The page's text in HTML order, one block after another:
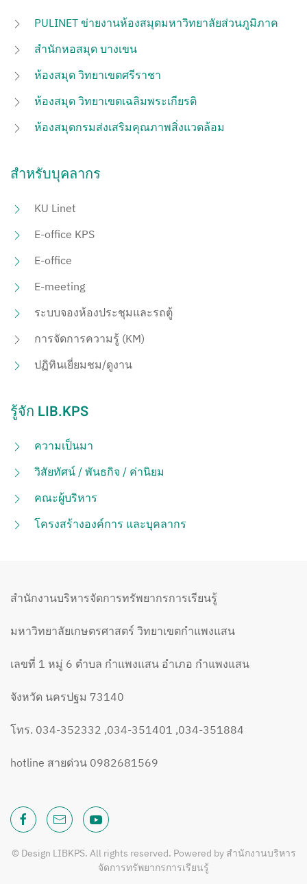
PULINET ข่ายงานห้องสมุดมหาวิทยาลัยส่วนภูมิภาค
สำนักหอสมุด บางเขน
ห้องสมุด วิทยาเขตศรีราชา
ห้องสมุด วิทยาเขตเฉลิมพระเกียรติ
ห้องสมุดกรมส่งเสริมคุณภาพสิ่งแวดล้อม
สำหรับบุคลากร
KU Linet
E-office KPS
E-office
E-meeting
ระบบจองห้องประชุมและรถตู้
การจัดการความรู้ (KM)
ปฏิทินเยี่ยมชม/ดูงาน
รู้จัก LIB.KPS
ความเป็นมา
วิสัยทัศน์ / พันธกิจ / ค่านิยม
คณะผู้บริหาร
โครงสร้างองค์การ และบุคลากร
สำนักงานบริหารจัดการทรัพยากรการเรียนรู้
มหาวิทยาลัยเกษตรศาสตร์ วิทยาเขตกำแพงแสน
เลขที่ 1 หมู่ 6 ตำบล กำแพงแสน อำเภอ กำแพงแสน
จังหวัด นครปฐม 73140
โทร. 034-352332 ,034-351401 ,034-351884
hotline สายด่วน 0982681569
© Design LIBKPS. All rights reserved. Powered by สำนักงานบริหาร
จัดการทรัพยากรการเรียนรู้